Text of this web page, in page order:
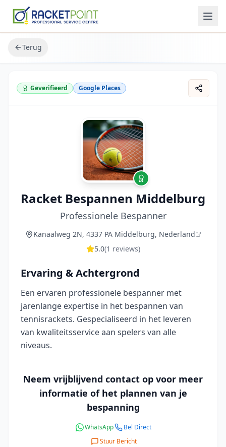
Terug
Geverifieerd Google Places
Racket Bespannen Middelburg
Professionele Bespanner
Kanaalweg 2N, 4337 PA Middelburg, Nederland
5.0(1 reviews)
Ervaring & Achtergrond
Een ervaren professionele bespanner met
jarenlange expertise in het bespannen van
tennisrackets. Gespecialiseerd in het leveren
van kwaliteitsservice aan spelers van alle
niveaus.
Neem vrijblijvend contact op voor meer
informatie of het plannen van je
bespanning
WhatsApp
Bel Direct
Stuur Bericht